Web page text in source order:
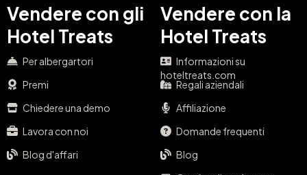
Vendere con gli
Hotel Treats
Per albergartori
Premi
Chiedere una demo
Lavora con noi
Blog d'affari
Vendere con la
Hotel Treats
Informazioni su
hoteltreats.com
Regali aziendali
Affiliazione
Domande frequenti
Blog